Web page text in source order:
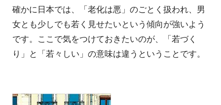
確かに日本では、「老化は悪」のごとく扱われ、男
女とも少しでも若く見せたいという傾向が強いよう
です。ここで気をつけておきたいのが、「若づく
り」と「若々しい」の意味は違うということです。